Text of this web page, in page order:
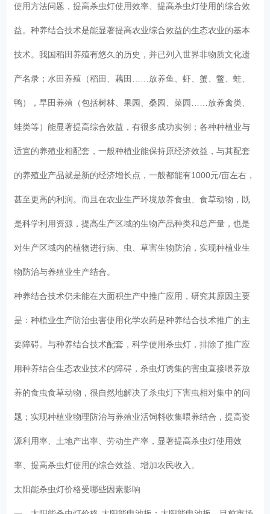
使用方法问题，提高杀虫灯使用效率、提高杀虫灯使用的综合效
益。种养结合技术是能显著提高农业综合效益的生态农业的基本
技术。我国稻田养殖有悠久的历史，并已列入世界非物质文化遗
产名录；水田养殖（稻田、藕田……放养鱼、虾、蟹、鳖、蛙、
鸭），旱田养殖（包括树林、果园、桑园、菜园……放养禽类、
蛙类等）能显著提高综合效益，有很多成功实例；各种种植业与
适宜的养殖业相配套，一般种植业能保持原经济效益，与其配套
的养殖业产品就是新的经济增长点，一般都能有1000元/亩左右，
甚至更高的利润。而且在农业生产环境放养食虫、食草动物，既
是科学利用资源，提高生产区域的生物产品种类和总产量，也是
对生产区域内的植物进行病、虫、草害生物防治，实现种植业生
物防治与养殖业生产结合。
种养结合技术仍未能在大面积生产中推广应用，研究其原因主要
是：种植业生产防治虫害使用化学农药是种养结合技术推广的主
要障碍。与种养结合技术配套，科学使用杀虫灯，排除了推广应
用种养结合生态农业技术的障碍，杀虫灯诱集的害虫直接喂养放
养的食虫食草动物，很自然地解决了杀虫灯下害虫相对集中的问
题；实现种植业物理防治与养殖业活饲料收集喂养结合，提高资
源利用率、土地产出率、劳动生产率，显著提高杀虫灯使用效
率、提高杀虫灯使用的综合效益、增加农民收入。
太阳能杀虫灯价格受哪些因素影响